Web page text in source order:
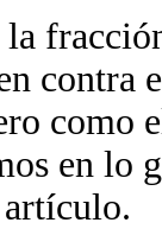
contra
como
en lo